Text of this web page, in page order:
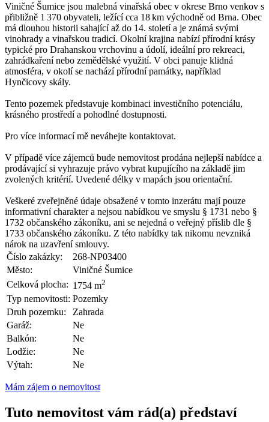
Viničné Šumice jsou malebná vinařská obec v okrese Brno venkov s
přibližně 1 370 obyvateli, ležící cca 18 km východně od Brna. Obec
má dlouhou historii sahající až do 14. století a je známá svými
vinohrady a vinařskou tradicí. Okolní krajina nabízí přírodní krásy
typické pro Drahanskou vrchovinu a údolí, ideální pro rekreaci,
zahrádkaření nebo zemědělské využití. V obci panuje klidná
atmosféra, v okolí se nachází přírodní památky, například
Hynčicovy skály.
Tento pozemek představuje kombinaci investičního potenciálu,
krásného prostředí a pohodlné dostupnosti.
Pro více informací mě neváhejte kontaktovat.
V případě více zájemců bude nemovitost prodána nejlepší nabídce a
prodávající si vyhrazuje právo vybrat kupujícího na základě jim
zvolených kritérií. Uvedené délky v mapách jsou orientační.
Veškeré zveřejněné údaje obsažené v tomto inzerátu mají pouze
informativní charakter a nejsou nabídkou ve smyslu § 1731 nebo §
1732 občanského zákoníku, ani se nejedná o veřejný příslib dle §
1733 občanského zákoníku. Z této nabídky tak nikomu nevzniká
nárok na uzavření smlouvy.
Číslo zakázky:
268-NP03400
Město:
Viničné Šumice
Celková plocha: 1754 m2
Typ nemovitosti: Pozemky
Druh pozemku:
Zahrada
Garáž:
Ne
Balkón:
Ne
Lodžie:
Ne
Výtah:
Ne
Mám zájem o nemovitost
Tuto nemovitost vám rád(a) představí